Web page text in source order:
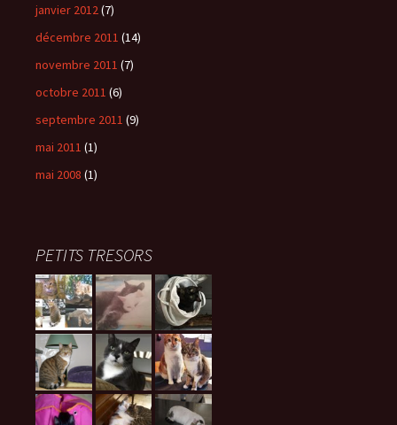
janvier 2012(7)
décembre 2011 (14)
novembre 2011 (7)
octobre 2011 (6)
septembre 2011 (9)
mai 2011 (1)
mai 2008 (1)
PETITS TRESORS